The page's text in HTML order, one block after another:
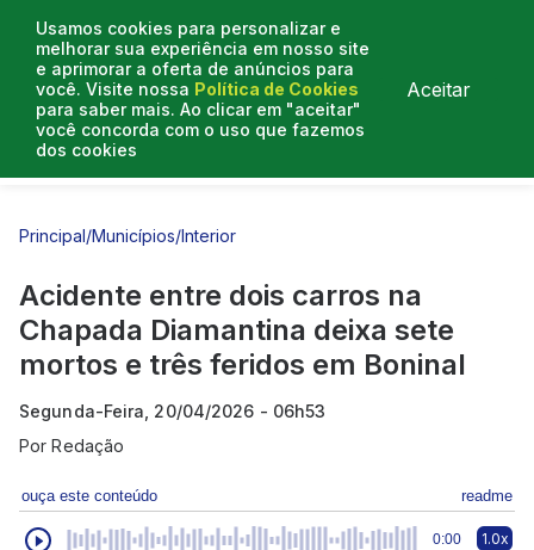
Usamos cookies para personalizar e
melhorar sua experiência em nosso site
e aprimorar a oferta de anúncios para
você. Visite nossa Política de Cookies
para saber mais. Ao clicar em "aceitar"
você concorda com o uso que fazemos
dos cookies
Aceitar
Entrevistas
Principal/Municípios/Interior
Acidente entre dois carros na
Chapada Diamantina deixa sete
mortos e três feridos em Boninal
Segunda-Feira, 20/04/2026 - 06h53
PorRedação
ouça este conteúdo readme
0:00 1.0x